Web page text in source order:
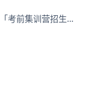
考前集训营招生